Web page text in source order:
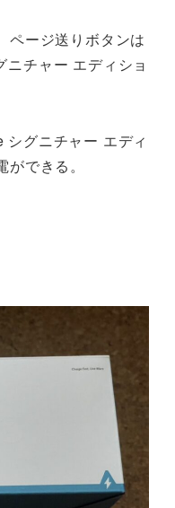
ページ送りボタンは
チャー エディショ
グニチャー エディ
できる。